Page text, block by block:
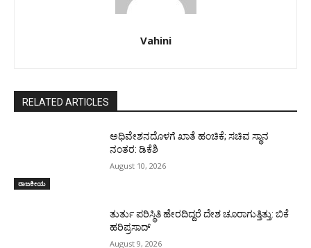
Vahini
RELATED ARTICLES
ರಾಜಕೀಯ
ಅಧಿವೇಶನದೊಳಗೆ ಖಾತೆ ಹಂಚಿಕೆ; ಸಚಿವ ಸ್ಥಾನ
ನಂತರ: ಡಿಕೆಶಿ
August 10, 2026
ತುರ್ತು ಪರಿಸ್ಥಿತಿ ಹೇರದಿದ್ದರೆ ದೇಶ ಚೂರಾಗುತ್ತಿತ್ತು: ಬಿಕೆ
ಹರಿಪ್ರಸಾದ್
August 9, 2026